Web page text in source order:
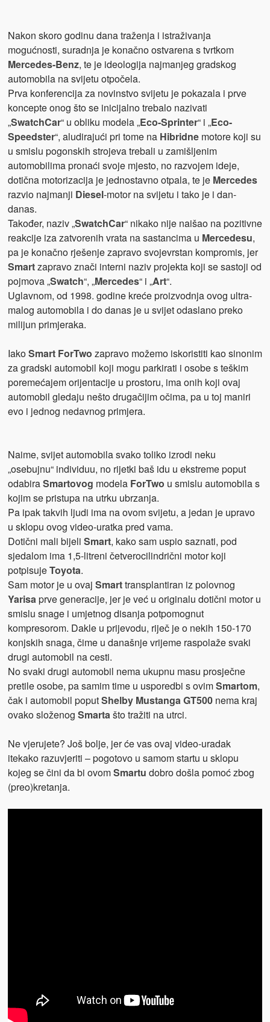
Nakon skoro godinu dana traženja i istraživanja
mogućnosti, suradnja je konačno ostvarena s tvrtkom
Mercedes-Benz, te je ideologija najmanjeg gradskog
automobila na svijetu otpočela.
Prva konferencija za novinstvo svijetu je pokazala i prve
koncepte onog što se inicijalno trebalo nazivati
„SwatchCar“ u obliku modela „Eco-Sprinter“ i „Eco-
Speedster“, aludirajući pri tome na Hibridne motore koji su
u smislu pogonskih strojeva trebali u zamišljenim
automobilima pronaći svoje mjesto, no razvojem ideje,
dotična motorizacija je jednostavno otpala, te je Mercedes
razvio najmanji Diesel-motor na svijetu i tako je i dan-
danas.
Također, naziv „SwatchCar“ nikako nije naišao na pozitivne
reakcije iza zatvorenih vrata na sastancima u Mercedesu,
pa je konačno rješenje zapravo svojevrstan kompromis, jer
Smartzapravo znači interni naziv projekta koji se sastoji od
pojmova „Swatch“, „Mercedes“ i „Art“.
Uglavnom, od 1998. godine kreće proizvodnja ovog ultra-
malog automobila i do danas je u svijet odaslano preko
milijun primjeraka.
IakoSmart ForTwo zapravo možemo iskoristiti kao sinonim
za gradski automobil koji mogu parkirati i osobe s teškim
poremećajem orijentacije u prostoru, ima onih koji ovaj
automobil gledaju nešto drugačijim očima, pa u toj maniri
evo i jednog nedavnog primjera.
Naime, svijet automobila svako toliko izrodi neku
„osebujnu“ individuu, no rijetki baš idu u ekstreme poput
odabiraSmartovog modela ForTwo u smislu automobila s
kojim se pristupa na utrku ubrzanja.
Pa ipak takvih ljudi ima na ovom svijetu, a jedan je upravo
u sklopu ovog video-uratka pred vama.
Dotični mali bijeli Smart, kako sam uspio saznati, pod
sjedalom ima 1,5-litreni četverocilindrični motor koji
potpisujeToyota.
Sam motor je u ovaj Smarttransplantiran iz polovnog
Yarisaprve generacije, jer je već u originalu dotični motor u
smislu snage i umjetnog disanja potpomognut
kompresorom. Dakle u prijevodu, riječ je o nekih 150-170
konjskih snaga, čime u današnje vrijeme raspolaže svaki
drugi automobil na cesti.
No svaki drugi automobil nema ukupnu masu prosječne
pretile osobe, pa samim time u usporedbi s ovimSmartom,
čak i automobil poputShelby Mustanga GT500nema kraj
ovako složenog Smartašto tražiti na utrci.
Ne vjerujete? Još bolje, jer će vas ovaj video-uradak
itekako razuvjeriti – pogotovo u samom startu u sklopu
kojeg se čini da bi ovomSmartu dobro došla pomoć zbog
(preo)kretanja.